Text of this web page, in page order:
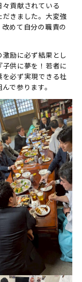
貢献されている
きました。大変強
めて自分の職責の
励に必ず結果とし
供に夢を！若者に
必ず実現できる社
で参ります。